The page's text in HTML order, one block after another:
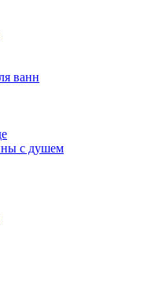
ванн
с душем